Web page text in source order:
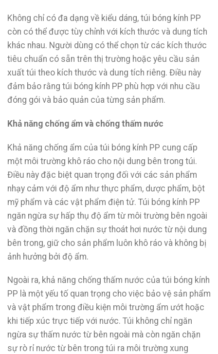
Không chỉ có đa dạng về kiểu dáng, túi bóng kính PP
còn có thể được tùy chỉnh với kích thước và dung tích
khác nhau. Người dùng có thể chọn từ các kích thước
tiêu chuẩn có sẵn trên thị trường hoặc yêu cầu sản
xuất túi theo kích thước và dung tích riêng. Điều này
đảm bảo rằng túi bóng kính PP phù hợp với nhu cầu
đóng gói và bảo quản của từng sản phẩm.
Khả năng chống ẩm và chống thấm nước
Khả năng chống ẩm của túi bóng kính PP cung cấp
một môi trường khô ráo cho nội dung bên trong túi.
Điều này đặc biệt quan trọng đối với các sản phẩm
nhạy cảm với độ ẩm như thực phẩm, dược phẩm, bột
mỹ phẩm và các vật phẩm điện tử. Túi bóng kính PP
ngăn ngừa sự hấp thụ độ ẩm từ môi trường bên ngoài
và đồng thời ngăn chặn sự thoát hơi nước từ nội dung
bên trong, giữ cho sản phẩm luôn khô ráo và không bị
ảnh hưởng bởi độ ẩm.
Ngoài ra, khả năng chống thấm nước của túi bóng kính
PP là một yếu tố quan trọng cho việc bảo vệ sản phẩm
và vật phẩm trong điều kiện môi trường ẩm ướt hoặc
khi tiếp xúc trực tiếp với nước. Túi không chỉ ngăn
ngừa sự thấm nước từ bên ngoài mà còn ngăn chặn
sự rò rỉ nước từ bên trong túi ra môi trường xung